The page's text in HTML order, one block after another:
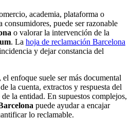
academia, plataforma o
consumidores, puede ser razonable
o valorar la intervención de la
. La hoja de reclamación Barcelona
y dejar constancia del
enfoque suele ser más documental
la cuenta, extractos y respuesta del
la entidad. En supuestos complejos,
puede ayudar a encajar
lo reclamable.